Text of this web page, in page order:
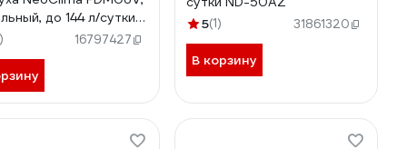
до 144 л/сутки
16797427
5(1) 31861320
В корзину